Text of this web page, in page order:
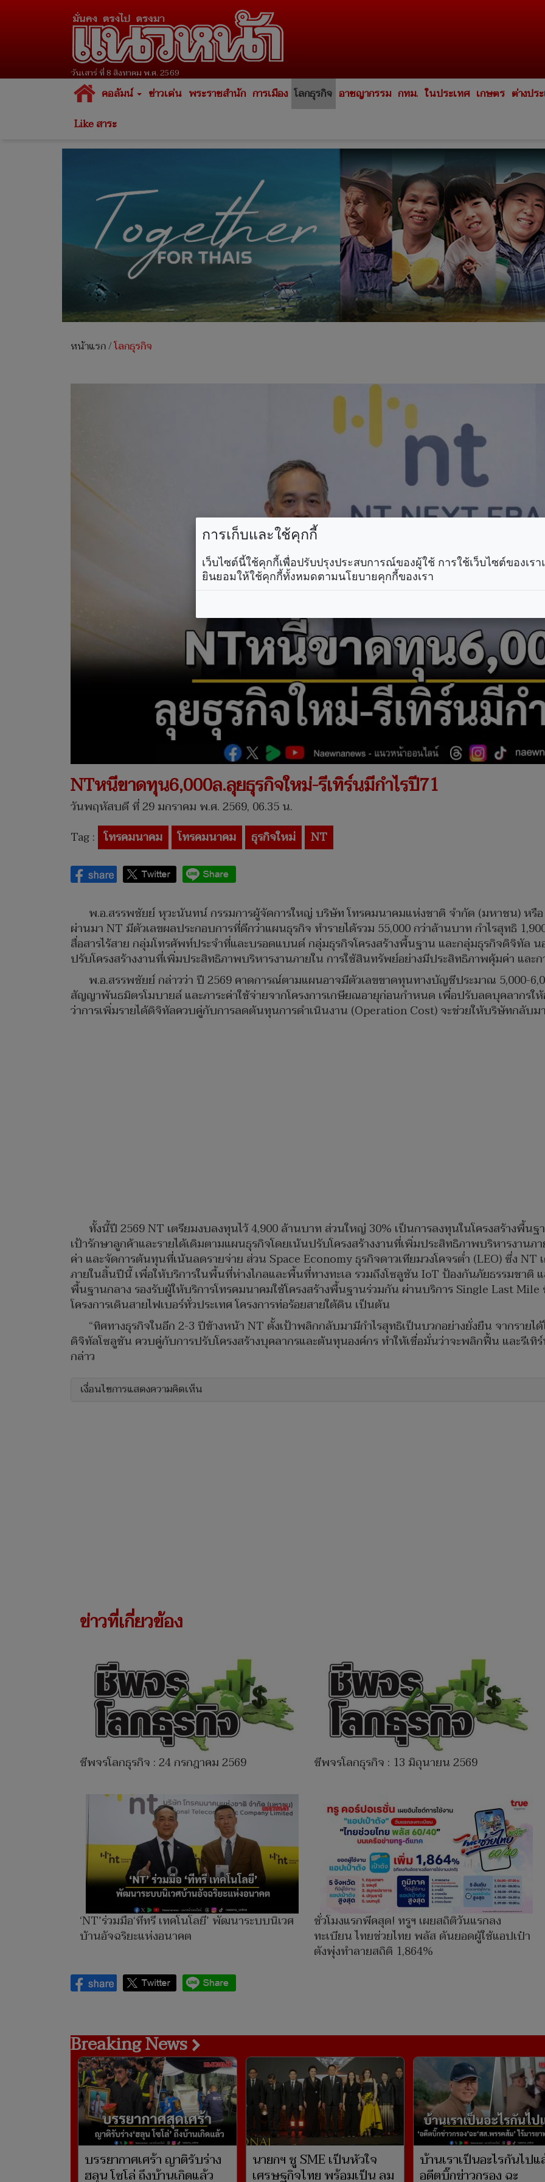
วันเสาร์ ที่ 8 สิงหาคม พ.ศ. 2569
คอลัมน์ ข่าวเด่น พระราชสำนัก การเมือง โลกธุรกิจ อาชญากรรม กทม. ในประเทศ เกษตร ต่างปร
Like สาระ
หน้าแรก/โลกธุรกิจ
NTหนีขาดทุน6,000ล.ลุยธุรกิจใหม่-รีเทิร์นมีกำไรปี71
วันพฤหัสบดี ที่ 29 มกราคม พ.ศ. 2569, 06.35 น.
Tag : โทรคมนาคม โทรคมนาคม ธุรกิจใหม่ NT
พ.อ.สรรพชัยย์ หุวะนันทน์ กรรมการผู้จัดการใหญ่ บริษัท โทรคมนาคมแห่งชาติ จำกัด (มหาชน) หรือ
ผ่านมา NT มีตัวเลขผลประกอบการที่ดีกว่าแผนธุรกิจ ทำรายได้รวม 55,000 กว่าล้านบาท กำไรสุทธิ
สื่อสารไร้สาย กลุ่มโทรศัพท์ประจำที่และบรอดแบนด์ กลุ่มธุรกิจโครงสร้างพื้นฐาน และกลุ่มธุรกิจดิจิทัล น
ปรับโครงสร้างงานที่เพิ่มประสิทธิภาพบริหารงานภายใน การใช้สินทรัพย์อย่างมีประสิทธิภาพคุ้มค่า แล
พ.อ.สรรพชัยย์ กล่าวว่า ปี 2569 คาดการณ์ตามแผนอาจมีตัวเลขขาดทุนทางบัญชีประมาณ 5,000-
สัญญาพันธมิตรโมบายล์ และภาระค่าใช้จ่ายจากโครงการเกษียณอายุก่อนกำหนด เพื่อปรับลดบุคลากรใ
ว่าการเพิ่มรายได้ดิจิทัลควบคู่กับการลดต้นทุนการดำเนินงาน (Operation Cost) จะช่วยให้บริษัทกลับม
ทั้งนี้ปี 2569 NT เตรียมงบลงทุนไว้ 4,900 ล้านบาท ส่วนใหญ่ 30% เป็นการลงทุนในโครงสร้างพื้
เป้ารักษาลูกค้าและรายได้เดิมตามแผนธุรกิจโดยเน้นปรับโครงสร้างงานที่เพิ่มประสิทธิภาพบริหารงาน
ค่า และจัดการต้นทุนที่เน้นลดรายจ่าย ส่วน Space Economy ธุรกิจดาวเทียมวงโคจรต่ำ (LEO) ซึ่ง
ภายในสิ้นปีนี้ เพื่อให้บริการในพื้นที่ห่างไกลและพื้นที่ทางทะเล รวมถึงโซลูชัน IoT ป้องกันภัยธรรมชาติ แ
พื้นฐานกลาง รองรับผู้ให้บริการโทรคมนาคมใช้โครงสร้างพื้นฐานร่วมกัน ผ่านบริการ Single Last Mile
โครงการเดินสายไฟเบอร์ทั่วประเทศ โครงการท่อร้อยสายใต้ดิน เป็นต้น
“ทิศทางธุรกิจในอีก 2-3 ปีข้างหน้า NT ตั้งเป้าพลิกกลับมามีกำไรสุทธิเป็นบวกอย่างยั่งยืน จากรายไ
ดิจิทัลโซลูชัน ควบคู่กับการปรับโครงสร้างบุคลากรและต้นทุนองค์กร ทำให้เชื่อมั่นว่าจะพลิกฟื้น และรีเทิ
กล่าว
เงื่อนไขการแสดงความคิดเห็น
ข่าวที่เกี่ยวข้อง
ชีพจรโลกธุรกิจ : 24 กรกฎาคม 2569 ชีพจรโลกธุรกิจ : 13 มิถุนายน 2569
‘NT’ร่วมมือ‘ทีทรี เทคโนโลยี’ พัฒนาระบบนิเวศ
บ้านอัจฉริยะแห่งอนาคต
ชั่วโมงแรกพีคสุด! ทรูฯ เผยสถิติวันแรกลง
ทะเบียน ไทยช่วยไทย พลัส ดันยอดผู้ใช้แอปเป๋า
ตังพุ่งทำลายสถิติ 1,864%
Breaking News
บรรยากาศเศร้า ญาติรับร่าง
ฮลุน โซโล่ ถึงบ้านเกิดแล้ว
นายกฯ ชู SME เป็นหัวใจ
เศรษฐกิจไทย พร้อมเป็น ลม
บ้านเราเป็นอะไรกันไป
อดีตบิ๊กข่าวกรอง ฉะ
การเก็บและใช้คุกกี้
เว็บไซต์นี้ใช้คุกกี้เพื่อปรับปรุงประสบการณ์ของผู้ใช้ การใช้เว็บไซต์ของเร
ยินยอมให้ใช้คุกกี้ทั้งหมดตามนโยบายคุกกี้ของเรา